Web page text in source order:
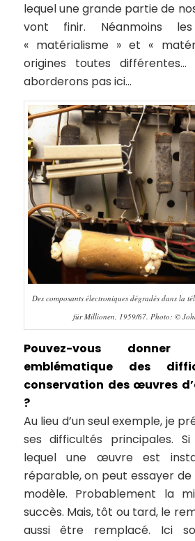
lequel une grande partie de
vont finir. Néanmoins
« matérialisme » et «
origines toutes
aborderons pas ici…
Des composants électroniques dégradés dans la
für Millionen, 1959/67. Photo: ©
Pouvez-vous donner
emblématique des
conservation des œuvres
?
Au lieu d’un seul exemple, je
ses difficultés principales. Si
lequel une œuvre est
réparable, on peut essayer
modèle. Probablement la
succès. Mais, tôt ou tard, le
aussi être remplacé. Ici